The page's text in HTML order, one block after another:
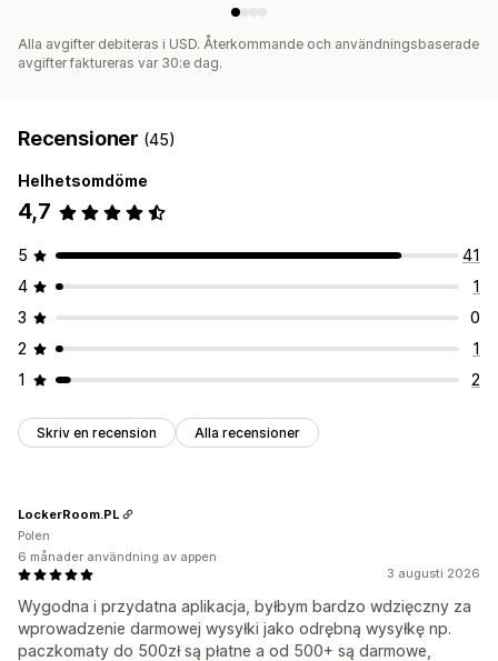
Alla avgifter debiteras i USD. Återkommande och användningsbaserade
avgifter faktureras var 30:e dag.
Recensioner (45)
Helhetsomdöme
4,7
5
41
4
1
3
0
2
1
1
2
Skriv en recension Alla recensioner
3 augusti 2026
Wygodna i przydatna aplikacja, byłbym bardzo wdzięczny za
wprowadzenie darmowej wysyłki jako odrębną wysyłkę np.
paczkomaty do 500zł są płatne a od 500+ są darmowe,
LockerRoom.PL
Polen
6 månader användning av appen